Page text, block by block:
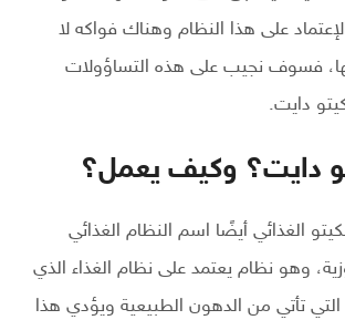
على هذا النظام وهناك فواكه لا
فسوف نجيب على هذه التساؤولات
دايت.
دايت؟ وكيف يعمل؟
الغذائي أيضًا اسم النظام الغذائي
وهو نظام يعتمد على نظام الغذاء الذي
تأتي من الدهون الطبيعية ويؤدي هذا